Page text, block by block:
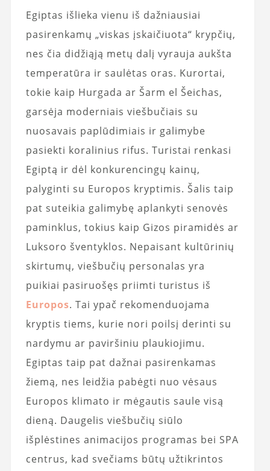
Egiptas išlieka vienu iš dažniausiai
pasirenkamų „viskas įskaičiuota“ krypčių,
nes čia didžiąją metų dalį vyrauja aukšta
temperatūra ir saulėtas oras. Kurortai,
tokie kaip Hurgada ar Šarm el Šeichas,
garsėja moderniais viešbučiais su
nuosavais paplūdimiais ir galimybe
pasiekti koralinius rifus. Turistai renkasi
Egiptą ir dėl konkurencingų kainų,
palyginti su Europos kryptimis. Šalis taip
pat suteikia galimybę aplankyti senovės
paminklus, tokius kaip Gizos piramidės ar
Luksoro šventyklos. Nepaisant kultūrinių
skirtumų, viešbučių personalas yra
puikiai pasiruošęs priimti turistus iš
Europos. Tai ypač rekomenduojama
kryptis tiems, kurie nori poilsį derinti su
nardymu ar paviršiniu plaukiojimu.
Egiptas taip pat dažnai pasirenkamas
žiemą, nes leidžia pabėgti nuo vėsaus
Europos klimato ir mėgautis saule visą
dieną. Daugelis viešbučių siūlo
išplėstines animacijos programas bei SPA
centrus, kad svečiams būtų užtikrintos